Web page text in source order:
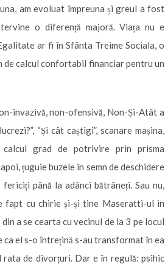
am evoluat împreuna și greul a fost
o diferență majoră. Viața nu e
ar fi în Sfânta Treime Sociala, o
de calcul confortabil financiar pentru un
invazivă, non-ofensivă, Non-Și-Atât a
“Și cât caștigi”, scanare mașina,
calcul grad de potrivire prin prisma
țuguie buzele în semn de deschidere
până la adânci bătrâneți. Sau nu,
fapt cu chirie și-și tine Maseratti-ul in
a se cearta cu vecinul de la 3 pe locul
ca el s-o întrețină s-au transformat în ea
rata de divorțuri. Dar e în regulă: psihic